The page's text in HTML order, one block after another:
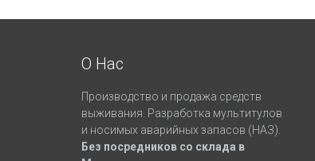
О Нас
Производство и продажа средств
выживания. Разработка мультитулов
и носимых аварийных запасов (НАЗ).
Без посредников со склада в